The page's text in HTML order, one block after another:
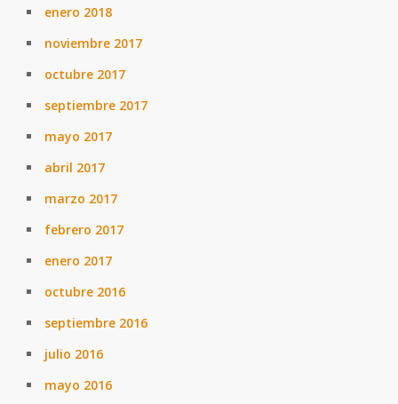
enero 2018
noviembre 2017
octubre 2017
septiembre 2017
mayo 2017
abril 2017
marzo 2017
febrero 2017
enero 2017
octubre 2016
septiembre 2016
julio 2016
mayo 2016